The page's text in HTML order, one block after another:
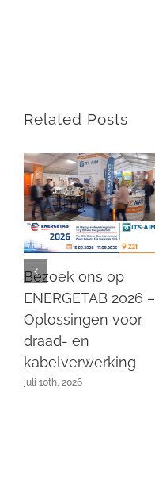
Related Posts
Bezoek ons op
ENERGETAB 2026 –
Oplossingen voor
draad- en
kabelverwerking
juli 10th, 2026